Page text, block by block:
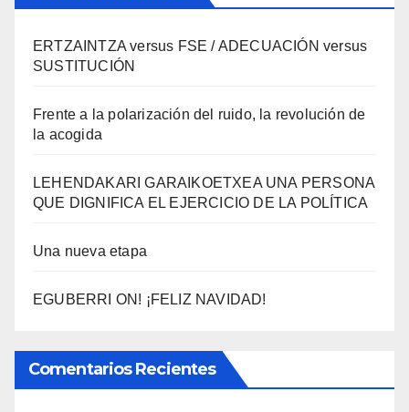
ERTZAINTZA versus FSE / ADECUACIÓN versus
SUSTITUCIÓN
Frente a la polarización del ruido, la revolución de
la acogida
LEHENDAKARI GARAIKOETXEA UNA PERSONA
QUE DIGNIFICA EL EJERCICIO DE LA POLÍTICA
Una nueva etapa
EGUBERRI ON! ¡FELIZ NAVIDAD!
Comentarios Recientes